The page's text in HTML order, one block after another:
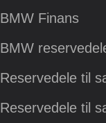
BMW Finans
BMW
Reservedele til
Reservedele til